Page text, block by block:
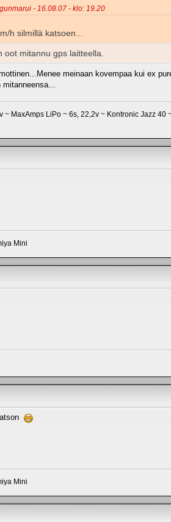
- 16.08.07 - klo: 19.20
h silmillä katsoen...
mitannu gps laitteella.
meinaan kovempaa kui ex
~ MaxAmps LiPo ~ 6s, 22,2v ~ Kontronic Jazz 40
Mini
Mini